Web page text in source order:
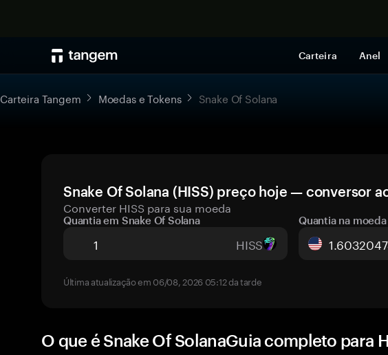
Carteira Anel
Carteira Tangem Moedas e Tokens Snake Of Solana
Snake Of Solana (HISS) preço hoje — conversor
Converter HISS para sua moeda
Quantia em Snake Of Solana
HISS
Quantia na
Última atualização em 06/08, 2026 05:12 da tarde
O que é Snake Of SolanaGuia completo para